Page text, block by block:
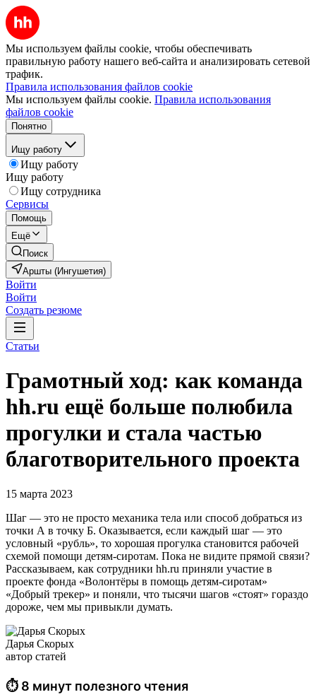
Мы используем файлы cookie, чтобы обеспечивать
правильную работу нашего веб-сайта и анализировать сетевой
трафик.
Правила использования файлов cookie
Мы используем файлы cookie. Правила использования
файлов cookie
Понятно
Ищу работу
Ищу работу
Ищу работу
Ищу сотрудника
Сервисы
Помощь
Ещё
Поиск
Аршты (Ингушетия)
Войти
Войти
Создать резюме
Статьи
Грамотный ход: как команда
hh.ru ещё больше полюбила
прогулки и стала частью
благотворительного проекта
15 марта 2023
Шаг — это не просто механика тела или способ добраться из
точки А в точку Б. Оказывается, если каждый шаг — это
условный «рубль», то хорошая прогулка становится рабочей
схемой помощи детям-сиротам. Пока не видите прямой связи?
Рассказываем, как сотрудники hh.ru приняли участие в
проекте фонда «Волонтёры в помощь детям-сиротам»
«Добрый трекер» и поняли, что тысячи шагов «стоят» гораздо
дороже, чем мы привыкли думать.
Дарья Скорых
автор статей
⏱ 8 минут полезного чтения